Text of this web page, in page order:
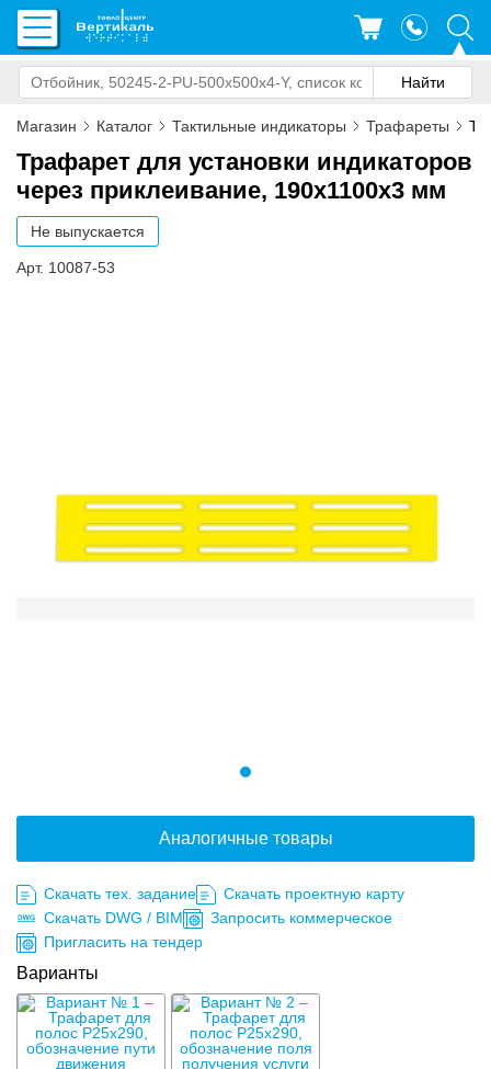
Магазин Каталог Тактильные индикаторы Трафареты
Трафарет для установки индикаторов
через приклеивание, 190x1100x3 мм
Не выпускается
Арт. 10087-53
Аналогичные товары
Скачать тех. задание
Скачать проектную карту
Скачать DWG / BIM
Запросить коммерческое
Пригласить на тендер
Варианты